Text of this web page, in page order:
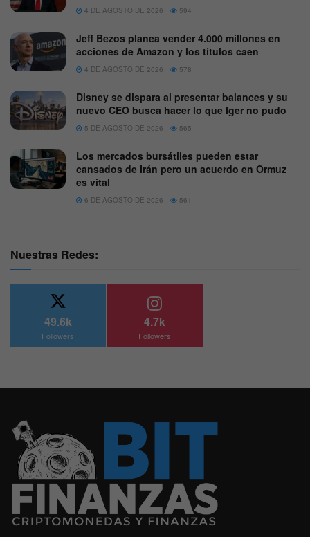
4 DE AGOSTO DE 2026 594
Jeff Bezos planea vender 4.000 millones en
acciones de Amazon y los títulos caen
4 DE AGOSTO DE 2026 578
Disney se dispara al presentar balances y su
nuevo CEO busca hacer lo que Iger no pudo
5 DE AGOSTO DE 2026 565
Los mercados bursátiles pueden estar
cansados de Irán pero un acuerdo en Ormuz
es vital
6 DE AGOSTO DE 2026 561
Nuestras Redes:
49.6k
Followers
4.7k
Followers